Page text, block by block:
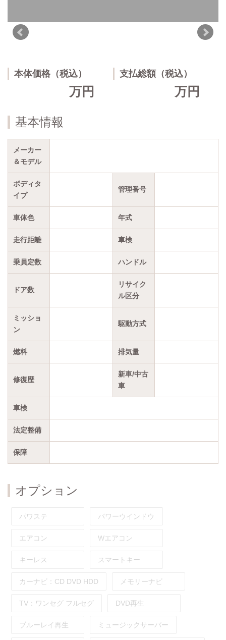
本体価格（税込）
万円
支払総額（税込）
万円
基本情報
メーカー
＆モデル
ボディタ
イプ
管理番号
車体色 年式
走行距離 車検
乗員定数 ハンドル
ドア数
リサイク
ル区分
ミッショ
ン
駆動方式
燃料 排気量
修復歴
新車/中古
車
車検
法定整備
保障
オプション
パワステ パワーウインドウ
エアコン Wエアコン
キーレス スマートキー
カーナビ： CD DVD HDD メモリーナビ
TV： ワンセグ フルセグ DVD再生
ブルーレイ再生 ミュージックサーバー